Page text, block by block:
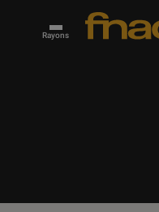
Rayons